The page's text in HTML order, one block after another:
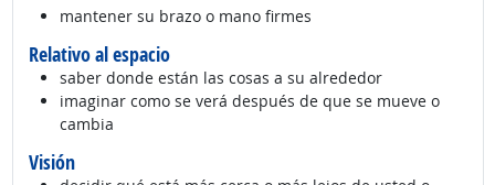
mantener su brazo o mano firmes
Relativo al espacio
saber donde están las cosas a su alrededor
imaginar como se verá después de que se mueve o
cambia
Visión